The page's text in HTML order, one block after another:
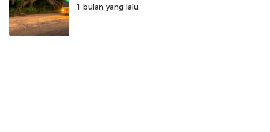
1 bulan yang lalu